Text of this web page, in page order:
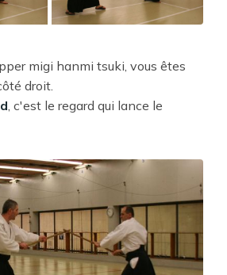
migi hanmi tsuki, vous êtes
droit.
, c'est le regard qui lance le